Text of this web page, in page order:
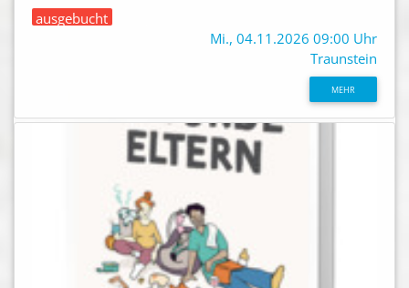
ausgebucht
Mi., 04.11.2026 09:00 Uhr
Traunstein
MEHR